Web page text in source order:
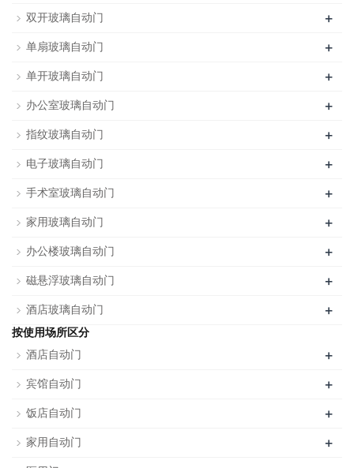
双开玻璃自动门 +
单扇玻璃自动门 +
单开玻璃自动门 +
办公室玻璃自动门 +
指纹玻璃自动门 +
电子玻璃自动门 +
手术室玻璃自动门 +
家用玻璃自动门 +
办公楼玻璃自动门 +
磁悬浮玻璃自动门 +
酒店玻璃自动门 +
按使用场所区分
酒店自动门
+
宾馆自动门 +
饭店自动门 +
家用自动门 +